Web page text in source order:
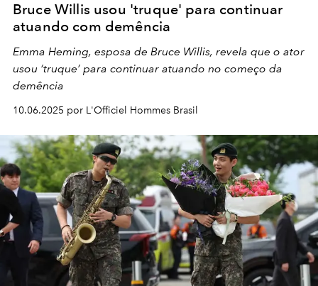
Bruce Willis usou 'truque' para continuar
atuando com demência
Emma Heming, esposa de Bruce Willis, revela que o ator
usou ‘truque’ para continuar atuando no começo da
demência
10.06.2025 por L'Officiel Hommes Brasil